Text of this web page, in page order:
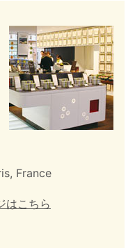
France
はこちら